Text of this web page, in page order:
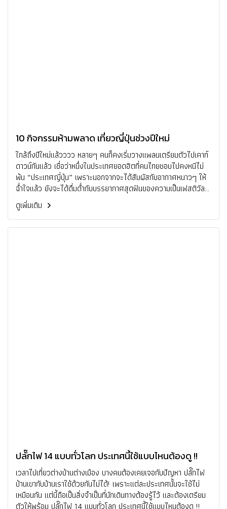
10 กิจกรรมห้ามพลาด เที่ยวญี่ปุ่นช่วงปีใหม่
ใกล้ถึงปีใหม่แล้วววว หลายๆ คนก็คงเริ่มวางแพลนเตรียมตัวไปเคาท์
ดาวน์กันแล้ว เชื่อว่าหนึ่งในประเทศยอดฮิตที่คนไทยชอบไปคงหนีไม่
พ้น “ประเทศญี่ปุ่น” เพราะนอกจากจะได้สัมผัสกับอากาศหนาวๆ ให้
ฉ่ำใจแล้ว ยังจะได้ดื่มด่ำกับบรรยากาศสุดฟินของความเป็นเฟสติวัล
แบบสุดๆ ไปเลย วันนี้ มี 7 สิ่งที่ห้ามพลาดเมื่อไปเที่ยวญี่ปุ่นช่วงปีใหม่
มาฝาก จะมีอะไรบ้าง ไปชมกันเลยค่าาา !
ดูเพิ่มเติม
ปลั๊กไฟ 14 แบบทั่วโลก ประเทศนี้ใช้แบบไหนต้องดู !!
เวลาไปเที่ยวต่างบ้านต่างเมือง บางคนต้องเคยเจอกับปัญหา ปลั๊กไฟ
บ้านเขากับบ้านเราใช้ด้วยกันไม่ได้! เพราะแต่ละประเทศนั้นจะใช้ไม่
เหมือนกัน แต่นี้ถือเป็นสิ่งจำเป็นที่นักเดินทางต้องรู้ไว้ และต้องเตรียม
ตัวให้พร้อม ปลั๊กไฟ 14 แบบทั่วโลก ประเทศนี้ใช้แบบไหนต้องดู !!